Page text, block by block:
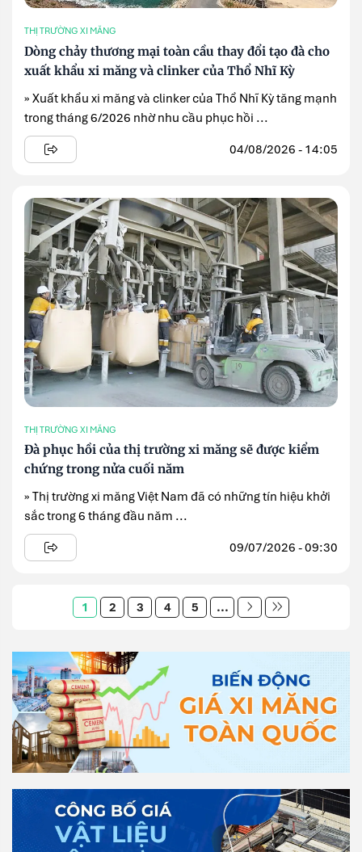
THỊ TRƯỜNG XI MĂNG
Dòng chảy thương mại toàn cầu thay đổi tạo đà cho
xuất khẩu xi măng và clinker của Thổ Nhĩ Kỳ
» Xuất khẩu xi măng và clinker của Thổ Nhĩ Kỳ tăng mạnh
trong tháng 6/2026 nhờ nhu cầu phục hồi ...
04/08/2026 - 14:05
THỊ TRƯỜNG XI MĂNG
Đà phục hồi của thị trường xi măng sẽ được kiểm
chứng trong nửa cuối năm
» Thị trường xi măng Việt Nam đã có những tín hiệu khởi
sắc trong 6 tháng đầu năm ...
09/07/2026 - 09:30
1 2 3 4 5 ...